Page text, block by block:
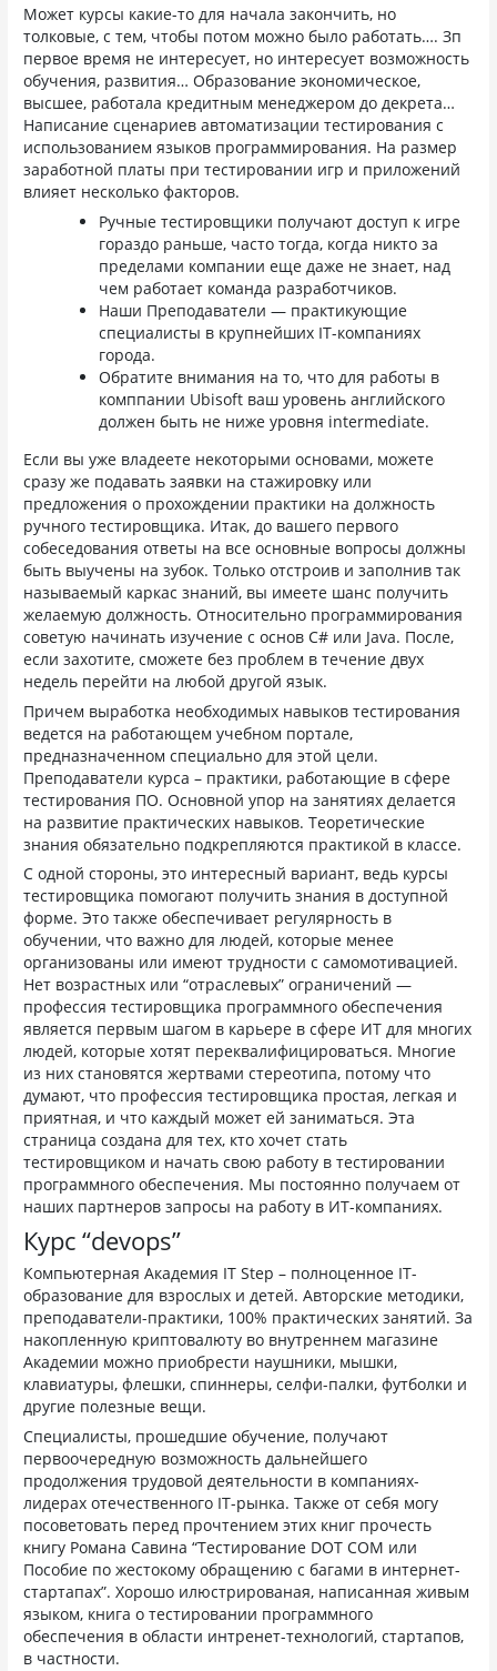
Может курсы какие-то для начала закончить, но
толковые, с тем, чтобы потом можно было работать…. Зп
первое время не интересует, но интересует возможность
обучения, развития… Образование экономическое,
высшее, работала кредитным менеджером до декрета…
Написание сценариев автоматизации тестирования с
использованием языков программирования. На размер
заработной платы при тестировании игр и приложений
влияет несколько факторов.
Ручные тестировщики получают доступ к игре
гораздо раньше, часто тогда, когда никто за
пределами компании еще даже не знает, над
чем работает команда разработчиков.
Наши Преподаватели — практикующие
специалисты в крупнейших IT-компаниях
города.
Обратите внимания на то, что для работы в
комппании Ubisoft ваш уровень английского
должен быть не ниже уровня intermediate.
Если вы уже владеете некоторыми основами, можете
сразу же подавать заявки на стажировку или
предложения о прохождении практики на должность
ручного тестировщика. Итак, до вашего первого
собеседования ответы на все основные вопросы должны
быть выучены на зубок. Только отстроив и заполнив так
называемый каркас знаний, вы имеете шанс получить
желаемую должность. Относительно программирования
советую начинать изучение с основ C# или Java. После,
если захотите, сможете без проблем в течение двух
недель перейти на любой другой язык.
Причем выработка необходимых навыков тестирования
ведется на работающем учебном портале,
предназначенном специально для этой цели.
Преподаватели курса – практики, работающие в сфере
тестирования ПО. Основной упор на занятиях делается
на развитие практических навыков. Теоретические
знания обязательно подкрепляются практикой в классе.
С одной стороны, это интересный вариант, ведь курсы
тестировщика помогают получить знания в доступной
форме. Это также обеспечивает регулярность в
обучении, что важно для людей, которые менее
организованы или имеют трудности с самомотивацией.
Нет возрастных или “отраслевых” ограничений —
профессия тестировщика программного обеспечения
является первым шагом в карьере в сфере ИТ для многих
людей, которые хотят переквалифицироваться. Многие
из них становятся жертвами стереотипа, потому что
думают, что профессия тестировщика простая, легкая и
приятная, и что каждый может ей заниматься. Эта
страница создана для тех, кто хочет стать
тестировщиком и начать свою работу в тестировании
программного обеспечения. Мы постоянно получаем от
наших партнеров запросы на работу в ИТ-компаниях.
Курс “devops”
Компьютерная Академия IT Step – полноценное IT-
образование‎ для взрослых и детей. Авторские методики,
преподаватели-практики, 100% практических занятий. За
накопленную криптовалюту во внутреннем магазине
Академии можно приобрести наушники, мышки,
клавиатуры, флешки, спиннеры, селфи-палки, футболки и
другие полезные вещи.
Специалисты, прошедшие обучение, получают
первоочередную возможность дальнейшего
продолжения трудовой деятельности в компаниях-
лидерах отечественного IТ-рынка. Также от себя могу
посоветовать перед прочтением этих книг прочесть
книгу Романа Савина “Тестирование DOT COM или
Пособие по жестокому обращению с багами в интернет-
стартапах”. Хорошо илюстрированая, написанная живым
языком, книга о тестировании программного
обеспечения в области интренет-технологий, стартапов,
в частности.